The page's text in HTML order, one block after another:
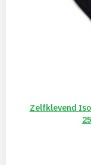
Zelfklevend